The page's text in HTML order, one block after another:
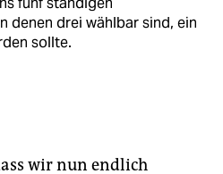
denen drei wählbar sind, ein
sollte.
Jahre gewählt.
wir nun endlich